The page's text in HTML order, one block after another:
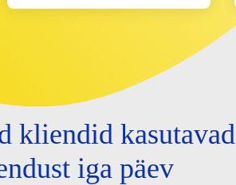
kliendid kasutavad
iga päev